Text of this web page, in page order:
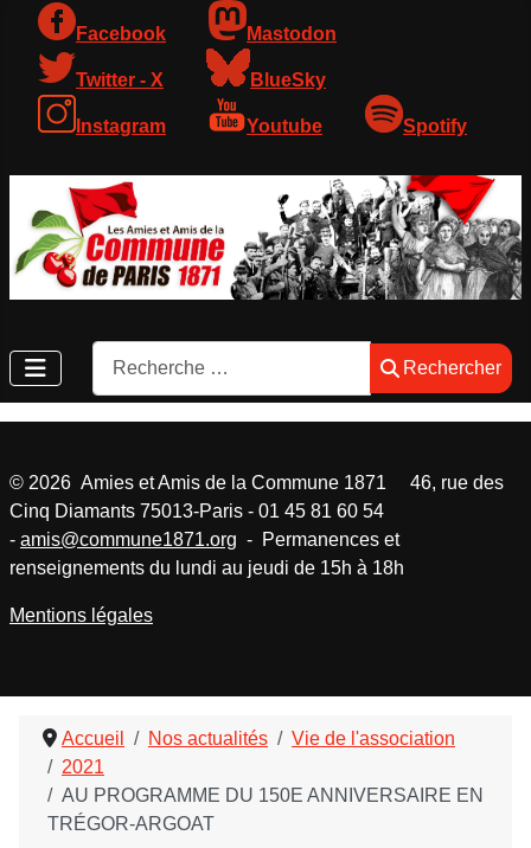
Facebook Mastodon
Twitter - X BlueSky
Instagram Youtube Spotify
Rechercher
Rechercher
Accueil Nos actualités
Vie de l'association
2021
AU PROGRAMME DU 150E ANNIVERSAIRE EN
TRÉGOR-ARGOAT
© 2026 Amies et Amis de la Commune 1871 46, rue des
Cinq Diamants 75013-Paris - 01 45 81 60 54
- amis@commune1871.org - Permanences et
renseignements du lundi au jeudi de 15h à 18h
Mentions légales